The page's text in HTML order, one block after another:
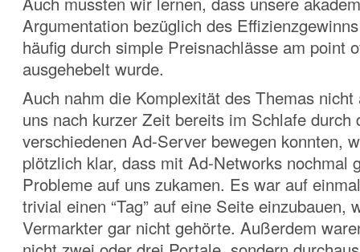
Argumentation bezüglich des
häufig durch simple Preisnachlässe am point
ausgehebelt wurde.
Auch nahm die Komplexität des Themas
uns nach kurzer Zeit bereits im Schlafe durch
verschiedenen Ad-Server bewegen konnten,
plötzlich klar, dass mit Ad-Networks nochmal
Probleme auf uns zukamen. Es war auf
trivial einen “Tag” auf eine Seite einzubauen,
Vermarkter gar nicht gehörte. Außerdem